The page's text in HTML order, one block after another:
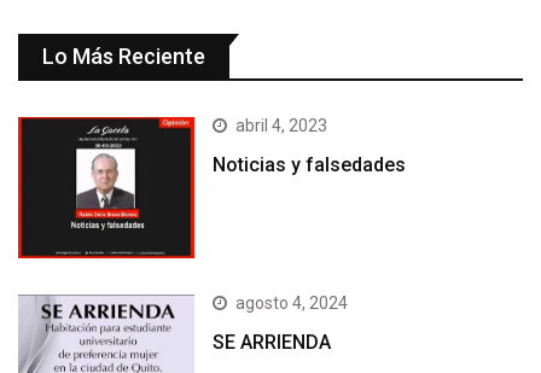
Lo Más Reciente
abril 4, 2023
Noticias y falsedades
agosto 4, 2024
SE ARRIENDA